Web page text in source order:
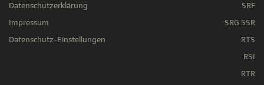
Datenschutzerklärung
Impressum
Datenschutz-Einstellungen
SRF
SRG SSR
RTS
RSI
RTR